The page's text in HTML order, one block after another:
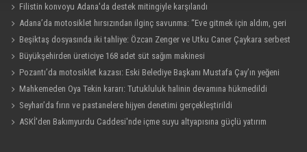
Filistin konvoyu Adana'da destek mitingiyle karşılandı
Adana’da motosiklet hırsızından ilginç savunma: “Eve gitmek için aldım, geri
verecektim”
Beşiktaş dosyasında iki tahliye: Özcan Zenger ve Utku Caner Çaykara serbest
bırakıldı
Büyükşehirden üreticiye 168 adet süt sağım makinesi
Pozantı’da motosiklet kazası: Eski Belediye Başkanı Mustafa Çay’ın yeğeni
hayatını kaybetti
Mahkemeden Oya Tekin kararı: Tutukluluk halinin devamına hükmedildi
Seyhan’da fırın ve pastanelere hijyen denetimi gerçekleştirildi
ASKİ'den Bakımyurdu Caddesi'nde içme suyu altyapısına güçlü yatırım